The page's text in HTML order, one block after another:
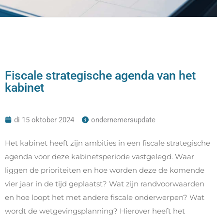
Fiscale strategische agenda van het
kabinet
di 15 oktober 2024 ondernemersupdate
Het kabinet heeft zijn ambities in een fiscale strategische
agenda voor deze kabinetsperiode vastgelegd. Waar
liggen de prioriteiten en hoe worden deze de komende
vier jaar in de tijd geplaatst? Wat zijn randvoorwaarden
en hoe loopt het met andere fiscale onderwerpen? Wat
wordt de wetgevingsplanning? Hierover heeft het